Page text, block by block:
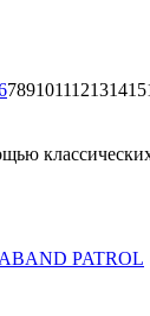
789101112131415
PATROL